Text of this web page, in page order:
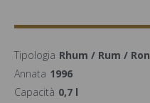
Tipologia Rhum / Rum / Ron
Annata 1996
Capacità 0,7 l